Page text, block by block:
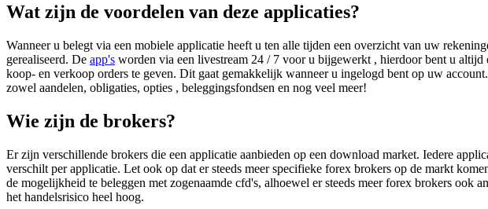
Wat zijn de voordelen van deze applicaties?
Wanneer u belegt via een mobiele applicatie heeft u ten alle tijden een overzicht van uw
gerealiseerd. De app's worden via een livestream 24 / 7 voor u bijgewerkt , hierdoor bent u
koop- en verkoop orders te geven. Dit gaat gemakkelijk wanneer u ingelogd bent op uw
zowel aandelen, obligaties, opties , beleggingsfondsen en nog veel meer!
Wie zijn de brokers?
Er zijn verschillende brokers die een applicatie aanbieden op een download market. Iedere
verschilt per applicatie. Let ook op dat er steeds meer specifieke forex brokers op de markt
de mogelijkheid te beleggen met zogenaamde cfd's, alhoewel er steeds meer forex brokers ook
het handelsrisico heel hoog.